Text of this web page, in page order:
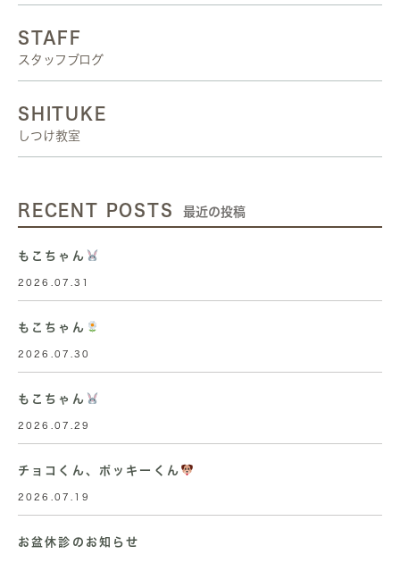
STAFF
スタッフブログ
SHITUKE
しつけ教室
RECENT POSTS 最近の投稿
もこちゃん
2026.07.31
もこちゃん
2026.07.30
もこちゃん
2026.07.29
チョコくん、ポッキーくん
2026.07.19
お盆休診のお知らせ